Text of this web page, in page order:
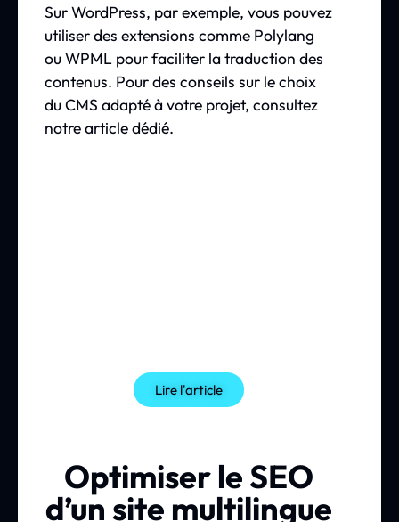
Sur WordPress, par exemple, vous pouvez
utiliser des extensions comme Polylang
ou WPML pour faciliter la traduction des
contenus. Pour des conseils sur le choix
du CMS adapté à votre projet, consultez
notre article dédié.
Lire l'article
Optimiser le SEO
d’un site multilingue